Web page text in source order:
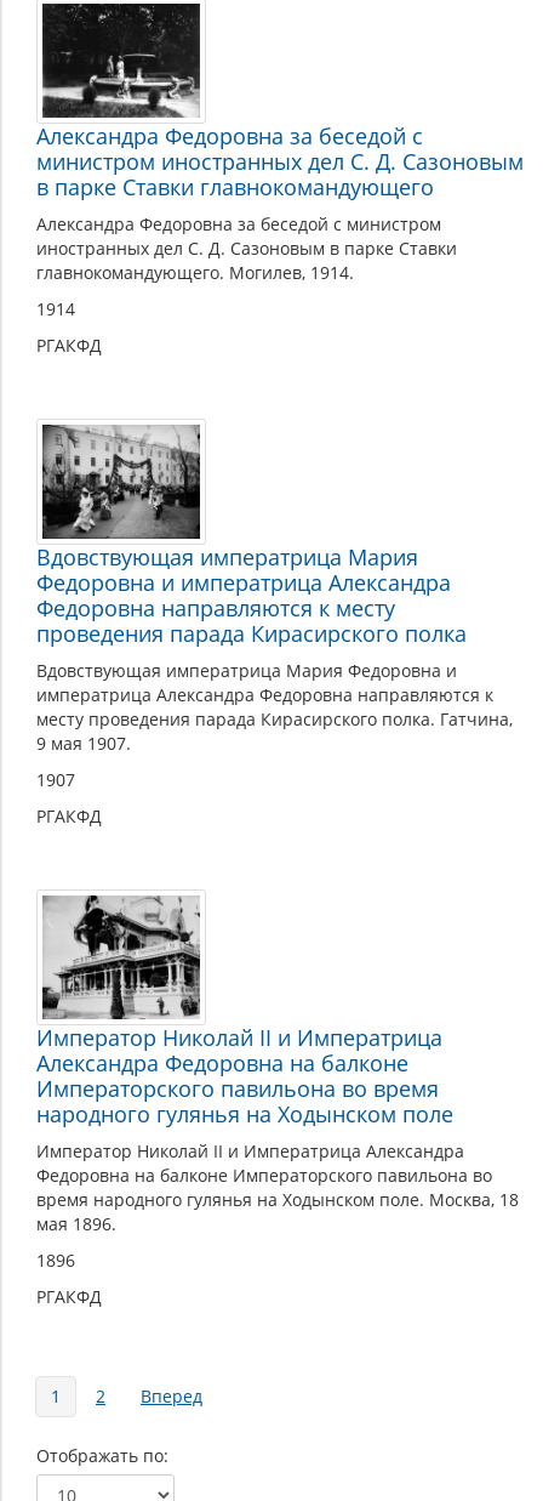
Александра Федоровна за беседой с
министром иностранных дел С. Д. Сазоновым
в парке Ставки главнокомандующего
Александра Федоровна за беседой с министром
иностранных дел С. Д. Сазоновым в парке Ставки
главнокомандующего. Могилев, 1914.
1914
РГАКФД
Вдовствующая императрица Мария
Федоровна и императрица Александра
Федоровна направляются к месту
проведения парада Кирасирского полка
Вдовствующая императрица Мария Федоровна и
императрица Александра Федоровна направляются к
месту проведения парада Кирасирского полка. Гатчина,
9 мая 1907.
1907
РГАКФД
Император Николай II и Императрица
Александра Федоровна на балконе
Императорского павильона во время
народного гулянья на Ходынском поле
Император Николай II и Императрица Александра
Федоровна на балконе Императорского павильона во
время народного гулянья на Ходынском поле. Москва, 18
мая 1896.
1896
РГАКФД
Страницы
1 2 Вперед
Отображать по